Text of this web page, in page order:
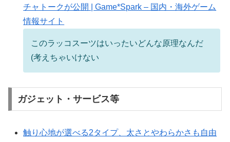
チャトークが公開 | Game*Spark – 国内・海外ゲーム
情報サイト
このラッコスーツはいったいどんな原理なんだ
(考えちゃいけない
ガジェット・サービス等
触り心地が選べる2タイプ、太さとやわらかさも自由